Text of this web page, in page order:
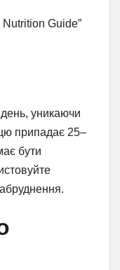
Guide”
уникаючи
припадає 25–
бути